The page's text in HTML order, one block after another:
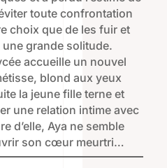
toute confrontation
choix que de les fuir et
grande solitude.
accueille un nouvel
blond aux yeux
la jeune fille terne et
une relation intime avec
d’elle, Aya ne semble
son cœur meurtri…